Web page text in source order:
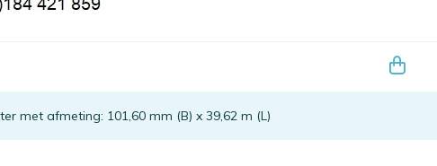
met afmeting: 101,60 mm (B) x 39,62 m (L)